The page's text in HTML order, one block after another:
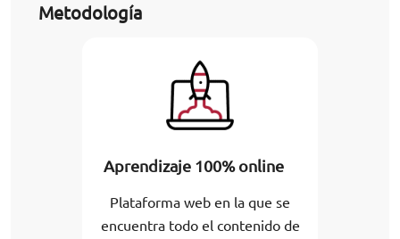
Metodología
Aprendizaje 100% online
Plataforma web en la que se
encuentra todo el contenido de